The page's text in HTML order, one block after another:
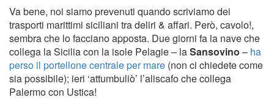
Va bene, noi siamo prevenuti quando scriviamo dei
trasporti marittimi siciliani tra deliri & affari. Però, cavolo!,
sembra che lo facciano apposta. Due giorni fa la nave che
collega la Sicilia con la isole Pelagie – laSansovino – ha
perso il portellone centrale per mare (non ci chiedete come
sia possibile); ieri ‘attumbuliò’ l’aliscafo che collega
Palermo con Ustica!